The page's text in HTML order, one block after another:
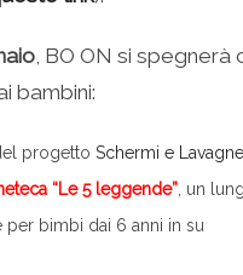
, BO ON si spegnerà
bambini:
progetto Schermi e Lavagne
“Le 5 leggende” , un
per bimbi dai 6 anni in su